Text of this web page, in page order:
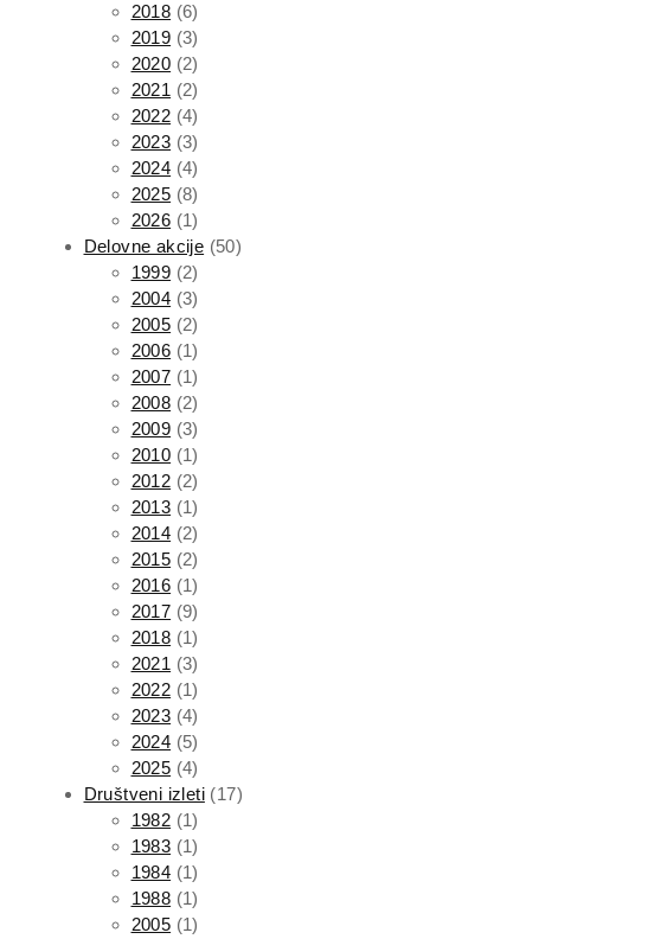
2018 (6)
2019 (3)
2020 (2)
2021 (2)
2022 (4)
2023 (3)
2024 (4)
2025 (8)
2026 (1)
Delovne akcije (50)
1999 (2)
2004 (3)
2005 (2)
2006 (1)
2007 (1)
2008 (2)
2009 (3)
2010 (1)
2012 (2)
2013 (1)
2014 (2)
2015 (2)
2016 (1)
2017 (9)
2018 (1)
2021 (3)
2022 (1)
2023 (4)
2024 (5)
2025 (4)
Društveni izleti(17)
1982 (1)
1983 (1)
1984 (1)
1988 (1)
2005 (1)